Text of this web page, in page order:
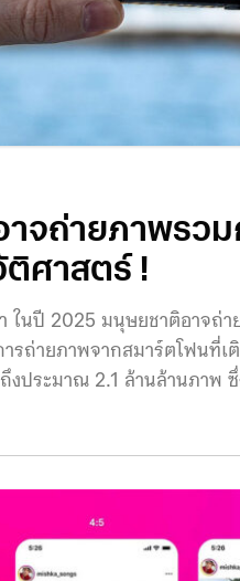
าจถ่ายภาพรว
ติศาสตร์ !
ในปี 2025 มนุษยชาติอาจถ่
รถ่ายภาพจากสมาร์ตโฟนที่เ
ประมาณ 2.1 ล้านล้านภาพ